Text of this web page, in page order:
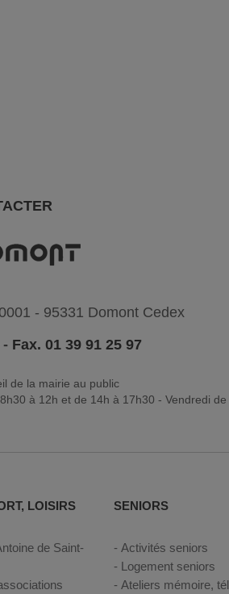
- 95331 Domont Cedex
- Fax. 01 39 91 25 97
de la mairie au public
à 12h et de 14h à 17h30 - Vendredi
LOISIRS
de Saint-
SENIORS
Activités seniors
Logement seniors
Ateliers mémoire,